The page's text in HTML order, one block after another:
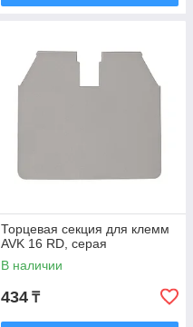
Торцевая секция для клемм
AVK 16 RD, серая
В наличии
434 ₸